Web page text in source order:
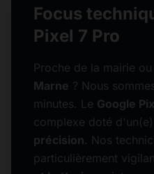
Focus
Pixel 7 Pro
Proche de la mairie
Marne ? Nous
minutes. Le Google
complexe doté d'un(e)
précision. Nos
particulièrement